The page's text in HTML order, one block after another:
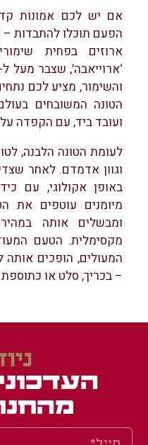
אם יש לכם אמונות
הפעם תוכלו להתבדות –
ארוזים בפחית
והשימור, מציע לכם
הטונה המשובחים
ועובד ביד, עם הקפדה
לעומת הטונה הלבנה,
וגוון אדמדם. לאחר
באופן אקולוגי, עם
מיומנים עוטפים את
ומבשלים אותה
מקסימלית. הטעם
המעולים, הופכים אותה
– בכריך, סלט או